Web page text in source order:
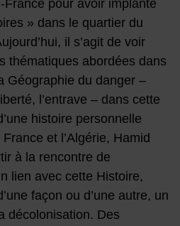
France pour avoir implanté
» dans le quartier du
il s’agit de voir
thématiques abordées dans
Géographie du danger –
l’entrave – dans cette
histoire personnelle
et l’Algérie, Hamid
à la rencontre de
lien avec cette Histoire,
façon ou d’une autre, un
décolonisation. Des